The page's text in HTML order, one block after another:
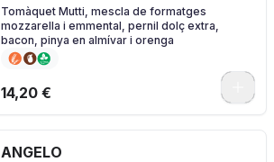
Tomàquet Mutti, mescla de formatges
mozzarella i emmental, pernil dolç extra,
bacon, pinya en almívar i orenga
14,20 €
ANGELO